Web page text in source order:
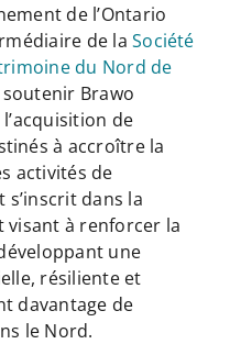
de l’Ontario
de laSociété
du Nord de
soutenir Brawo
de
à accroître la
activités de
dans la
à renforcer la
une
résiliente et
davantage de
le Nord.